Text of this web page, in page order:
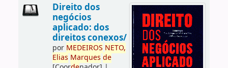
Direito dos
negócios
aplicado: dos
direitos conexos/
por MEDEIROS NETO,
Elias Marques de